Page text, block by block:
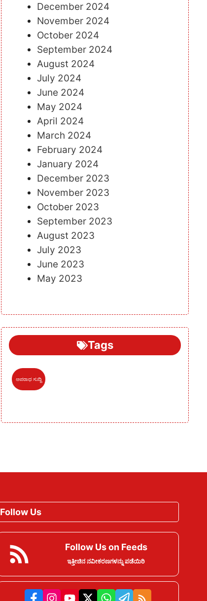
December 2024
November 2024
October 2024
September 2024
August 2024
July 2024
June 2024
May 2024
April 2024
March 2024
February 2024
January 2024
December 2023
November 2023
October 2023
September 2023
August 2023
July 2023
June 2023
May 2023
Tags
ಅಪರಾಧ ಸುದ್ದಿ
Follow Us
Follow Us on Feeds
ಇತ್ತೀಚಿನ ನವೀಕರಣಗಳನ್ನು ಪಡೆಯಿರಿ